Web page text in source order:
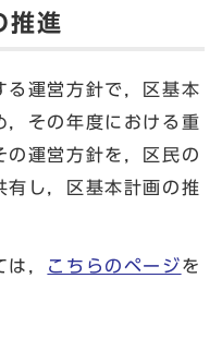
推進
運営方針で，区基本
，その年度における重
の運営方針を，区民の
有し，区基本計画の推
， こちらのページを